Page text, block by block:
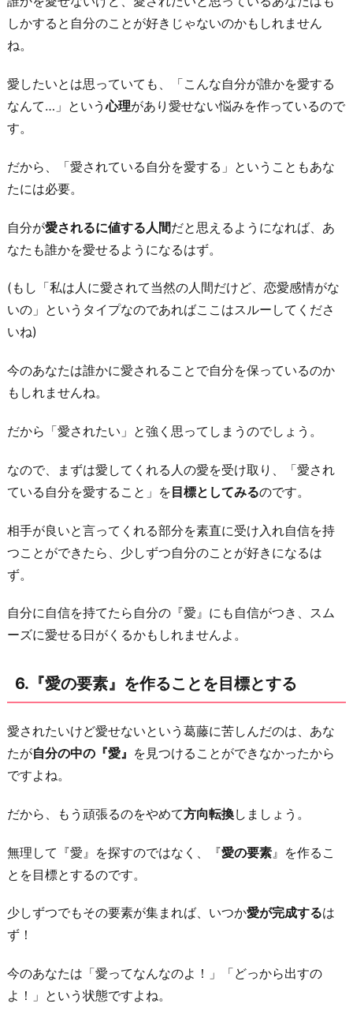
しかすると自分のことが好きじゃないのかもしれません
ね。
愛したいとは思っていても、「こんな自分が誰かを愛する
なんて…」という心理があり愛せない悩みを作っているので
す。
だから、「愛されている自分を愛する」ということもあな
たには必要。
自分が愛されるに値する人間だと思えるようになれば、あ
なたも誰かを愛せるようになるはず。
(もし「私は人に愛されて当然の人間だけど、恋愛感情がな
いの」というタイプなのであればここはスルーしてくださ
いね)
今のあなたは誰かに愛されることで自分を保っているのか
もしれませんね。
だから「愛されたい」と強く思ってしまうのでしょう。
なので、まずは愛してくれる人の愛を受け取り、「愛され
ている自分を愛すること」を目標としてみるのです。
相手が良いと言ってくれる部分を素直に受け入れ自信を持
つことができたら、少しずつ自分のことが好きになるは
ず。
自分に自信を持てたら自分の『愛』にも自信がつき、スム
ーズに愛せる日がくるかもしれませんよ。
6.『愛の要素』を作ることを目標とする
愛されたいけど愛せないという葛藤に苦しんだのは、あな
たが自分の中の『愛』 を見つけることができなかったから
ですよね。
だから、もう頑張るのをやめて方向転換しましょう。
無理して『愛』を探すのではなく、『愛の要素 』を作るこ
とを目標とするのです。
少しずつでもその要素が集まれば、いつか愛が完成するは
ず！
今のあなたは「愛ってなんなのよ！」「どっから出すの
よ！」という状態ですよね。